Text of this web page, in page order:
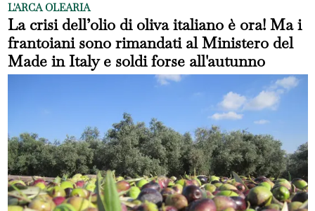
L'ARCA OLEARIA
La crisi dell’olio di oliva italiano è ora! Ma i
frantoiani sono rimandati al Ministero del
Made in Italy e soldi forse all'autunno